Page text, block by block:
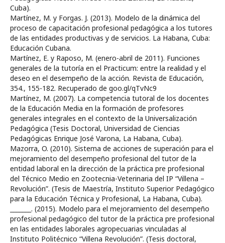
Cuba).
Martínez, M. y Forgas. J. (2013). Modelo de la dinámica del
proceso de capacitación profesional pedagógica a los tutores
de las entidades productivas y de servicios. La Habana, Cuba:
Educación Cubana.
Martínez, E. y Raposo, M. (enero-abril de 2011). Funciones
generales de la tutoría en el Practicum: entre la realidad y el
deseo en el desempeño de la acción. Revista de Educación,
354., 155-182. Recuperado de goo.gl/qTvNc9
Martínez, M. (2007). La competencia tutoral de los docentes
de la Educación Media en la formación de profesores
generales integrales en el contexto de la Universalización
Pedagógica (Tesis Doctoral, Universidad de Ciencias
Pedagógicas Enrique José Varona, La Habana, Cuba).
Mazorra, O. (2010). Sistema de acciones de superación para el
mejoramiento del desempeño profesional del tutor de la
entidad laboral en la dirección de la práctica pre profesional
del Técnico Medio en Zootecnia-Veterinaria del IP “Villena –
Revolución”. (Tesis de Maestría, Instituto Superior Pedagógico
para la Educación Técnica y Profesional, La Habana, Cuba).
_______. (2015). Modelo para el mejoramiento del desempeño
profesional pedagógico del tutor de la práctica pre profesional
en las entidades laborales agropecuarias vinculadas al
Instituto Politécnico “Villena Revolución”. (Tesis doctoral,